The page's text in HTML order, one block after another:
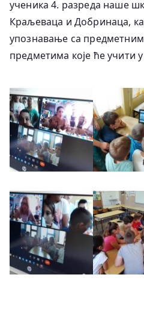
ученика 4. разреда наше
Краљеваца и Добринаца,
упознавање са
предметима које ће учити